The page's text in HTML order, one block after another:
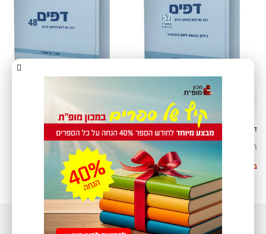
דפים 57 – גליון בנושא לשון והוראתה
חינם
בחר אפשרויות
דפים 48
₪25
בחר אפשרויות